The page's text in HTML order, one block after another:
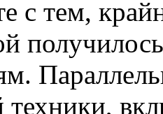
с тем,
техники,